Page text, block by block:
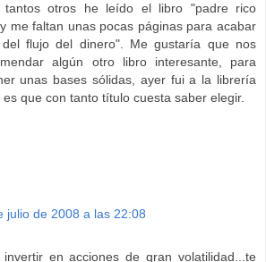
tantos otros he leído el libro "padre rico
me faltan unas pocas páginas para acabar
flujo del dinero". Me gustaría que nos
algún otro libro interesante, para
unas bases sólidas, ayer fui a la librería
que con tanto título cuesta saber elegir.
julio de 2008 a las 22:08
en acciones de gran volatilidad...te